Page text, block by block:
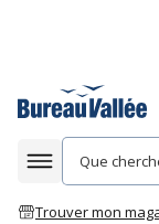
Afficher la
Trouver mon